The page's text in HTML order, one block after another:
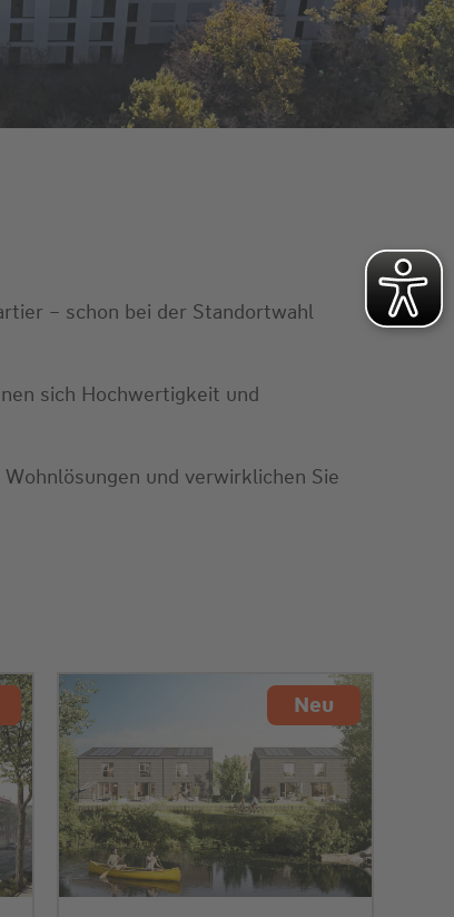
– schon bei der Standortwahl
sich Hochwertigkeit und
und verwirklichen Sie
Neu